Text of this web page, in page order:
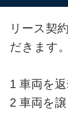
リース契
だきます。
1 車両を
2 車両を